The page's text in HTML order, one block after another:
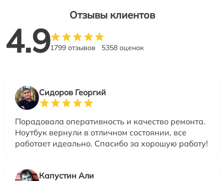
Отзывы клиентов
4.91799 отзывов 5358 оценок
Сидоров Георгий
Порадовала оперативность и качество ремонта.
Ноутбук вернули в отличном состоянии, все
работает идеально. Спасибо за хорошую работу!
Капустин Али